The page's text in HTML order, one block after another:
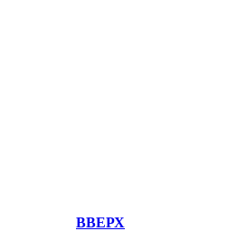
ВВЕРХ